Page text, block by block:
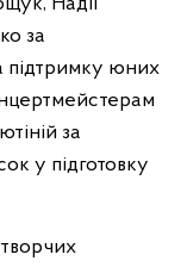
Надії
за
підтримку юних
за
у підготовку